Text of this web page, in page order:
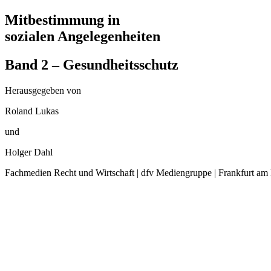
Mitbestimmung in
sozialen Angelegenheiten
Band 2 – Gesundheitsschutz
Herausgegeben von
Roland Lukas
und
Holger Dahl
Fachmedien Recht und Wirtschaft | dfv Mediengruppe | Frankfurt